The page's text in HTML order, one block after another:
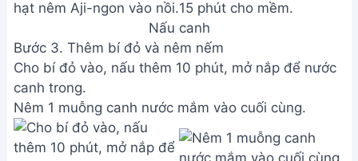
Nấu canh
Bước 3. Thêm bí đỏ và nêm nếm
Cho bí đỏ vào, nấu thêm 10 phút, mở nắp để nước
canh trong.
Nêm 1 muỗng canh nước mắm vào cuối cùng.